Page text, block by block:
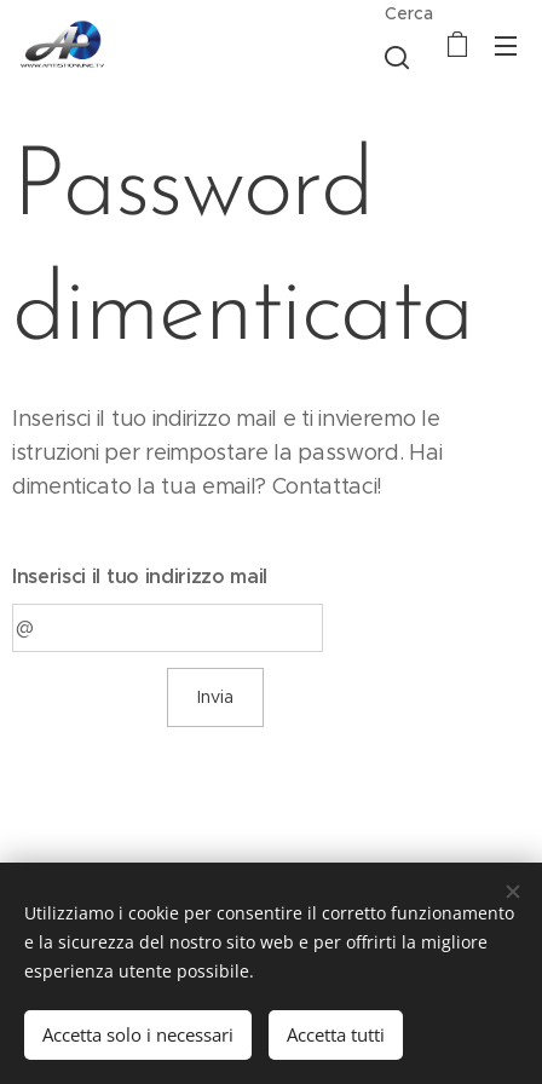
Cerca
Password
dimenticata
Inserisci il tuo indirizzo mail e ti invieremo le
istruzioni per reimpostare la password. Hai
dimenticato la tua email? Contattaci!
Inserisci il tuo indirizzo mail
Invia
© 2019 www.artistionline.tv
Email: info@artistionline.tv Tel.3925001708 P.IVA 02838250351
Cookies
Utilizziamo i cookie per consentire il corretto funzionamento
e la sicurezza del nostro sito web e per offrirti la migliore
esperienza utente possibile.
Accetta solo i necessari Accetta tutti